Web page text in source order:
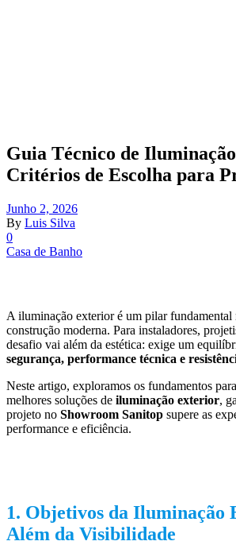
Guia Técnico de
Critérios de Escolha para
Junho 2, 2026
By Luis Silva
0
Casa de Banho
A iluminação exterior é um pilar fundamental
construção moderna. Para instaladores,
desafio vai além da estética: exige um
segurança, performance técnica e
Neste artigo, exploramos os fundamentos
melhores soluções de iluminação exterior,
projeto no Showroom Sanitop supere as
performance e eficiência.
1. Objetivos da Iluminação
Além da Visibilidade